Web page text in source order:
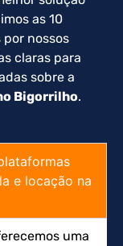
as 10
nossos
claras para
sobre a
Bigorrilho.
e locação na
uma